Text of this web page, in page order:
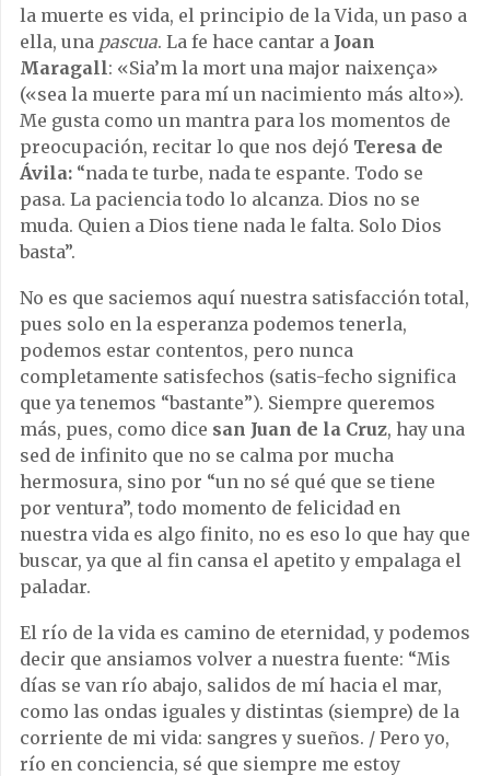
la muerte es vida, el principio de la Vida, un paso a
ella, una pascua. La fe hace cantar a Joan
Maragall: «Sia’m la mort una major naixença»
(«sea la muerte para mí un nacimiento más alto»).
Me gusta como un mantra para los momentos de
preocupación, recitar lo que nos dejó Teresa de
Ávila: “nada te turbe, nada te espante. Todo se
pasa. La paciencia todo lo alcanza. Dios no se
muda. Quien a Dios tiene nada le falta. Solo Dios
basta”.
No es que saciemos aquí nuestra satisfacción total,
pues solo en la esperanza podemos tenerla,
podemos estar contentos, pero nunca
completamente satisfechos (satis-fecho significa
que ya tenemos “bastante”). Siempre queremos
más, pues, como dice san Juan de la Cruz, hay una
sed de infinito que no se calma por mucha
hermosura, sino por “un no sé qué que se tiene
por ventura”, todo momento de felicidad en
nuestra vida es algo finito, no es eso lo que hay que
buscar, ya que al fin cansa el apetito y empalaga el
paladar.
El río de la vida es camino de eternidad, y podemos
decir que ansiamos volver a nuestra fuente: “Mis
días se van río abajo, salidos de mí hacia el mar,
como las ondas iguales y distintas (siempre) de la
corriente de mi vida: sangres y sueños. / Pero yo,
río en conciencia, sé que siempre me estoy